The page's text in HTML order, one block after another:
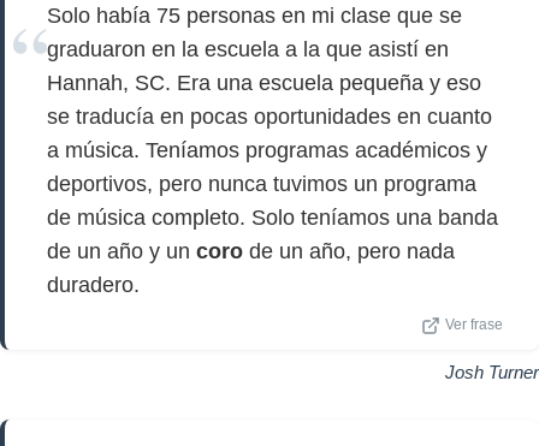
Solo había 75 personas en mi clase que se
graduaron en la escuela a la que asistí en
Hannah, SC. Era una escuela pequeña y eso
se traducía en pocas oportunidades en cuanto
a música. Teníamos programas académicos y
deportivos, pero nunca tuvimos un programa
de música completo. Solo teníamos una banda
de un año y un coro de un año, pero nada
duradero.
Ver frase
Josh Turner